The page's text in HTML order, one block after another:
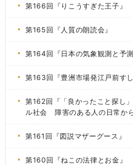
第166回『りこうすぎた王子』
第165回『人質の朗読会』
第164回『日本の気象観測と予測
第163回『豊洲市場発江戸前すし
第162回『「良かったこと探し
ル社会 障害のある人の日常か
第161回『図説マザーグース』
第160回『ねこの法律とお金』